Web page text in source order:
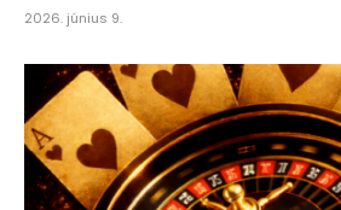
2026. június 9.